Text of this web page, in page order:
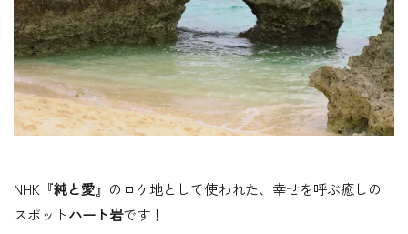
NHK『純と愛』のロケ地として使われた、幸せを呼ぶ癒しの
スポットハート岩です！